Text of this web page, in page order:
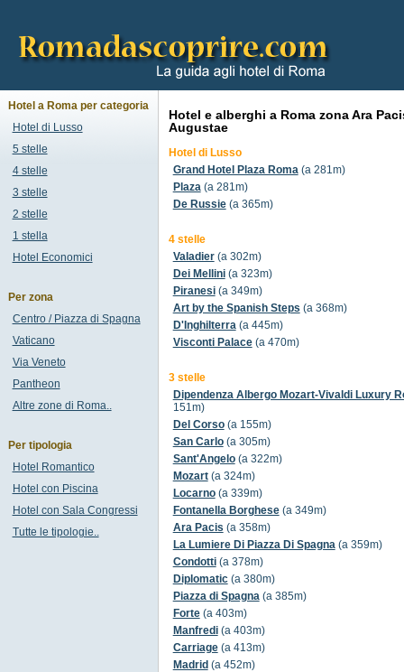
Hotel e alberghi a Roma zona Ara
Augustae
Hotel di Lusso
Grand Hotel Plaza Roma(a 281m)
Plaza(a 281m)
De Russie(a 365m)
4 stelle
Valadier(a 302m)
Dei Mellini(a 323m)
Piranesi(a 349m)
Art by the Spanish Steps (a 368m)
D'Inghilterra(a 445m)
Visconti Palace(a 470m)
3 stelle
Dipendenza Albergo Mozart-Vivaldi Luxury
151m)
Del Corso(a 155m)
San Carlo(a 305m)
Sant'Angelo(a 322m)
Mozart(a 324m)
Locarno(a 339m)
Fontanella Borghese(a 349m)
Ara Pacis (a 358m)
La Lumiere Di Piazza Di Spagna(a 359m)
Condotti(a 378m)
Diplomatic(a 380m)
Piazza di Spagna(a 385m)
Forte(a 403m)
Manfredi(a 403m)
Carriage(a 413m)
Madrid (a 452m)
Hotel a Roma per categoria
Hotel di Lusso
5 stelle
4 stelle
3 stelle
2 stelle
1 stella
Hotel Economici
Per zona
Centro / Piazza di Spagna
Vaticano
Via Veneto
Pantheon
Altre zone di Roma..
Per tipologia
Hotel Romantico
Hotel con Piscina
Hotel con Sala Congressi
Tutte le tipologie..